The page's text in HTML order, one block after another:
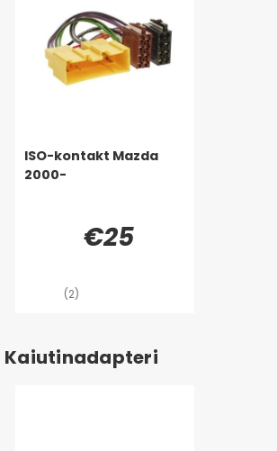
ISO-kontakt Mazda
2000-
€25
(2)
Kaiutinadapteri